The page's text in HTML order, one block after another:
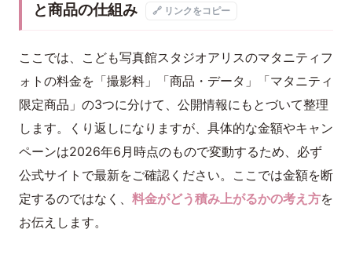
と商品の仕組み
🔗 リンクをコピー
ここでは、こども写真館スタジオアリスのマタニティフ
ォトの料金を「撮影料」「商品・データ」「マタニティ
限定商品」の3つに分けて、公開情報にもとづいて整理
します。くり返しになりますが、具体的な金額やキャン
ペーンは2026年6月時点のもので変動するため、必ず
公式サイトで最新をご確認ください。ここでは金額を断
定するのではなく、 料金がどう積み上がるかの考え方を
お伝えします。